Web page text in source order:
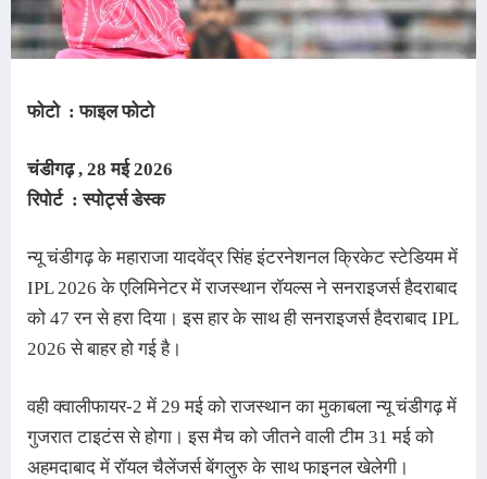
फोटो : फाइल फोटो
चंडीगढ़ , 28 मई2026
रिपोर्ट : स्पोर्ट्स डेस्क
न्यू चंडीगढ़ के महाराजा यादवेंद्र सिंह इंटरनेशनल क्रिकेट स्टेडियम में
IPL 2026 के एलिमिनेटर में राजस्थान रॉयल्स ने सनराइजर्स हैदराबाद
को 47 रन से हरा दिया। इस हार के साथ ही सनराइजर्स हैदराबाद IPL
2026 से बाहर हो गई है।
वहीक्वालीफायर-2 में 29 मई को राजस्थान का मुकाबला न्यू चंडीगढ़ में
गुजरात टाइटंस से होगा। इस मैच को जीतने वाली टीम 31 मई को
अहमदाबाद में रॉयल चैलेंजर्स बेंगलुरु के साथ फाइनल खेलेगी।